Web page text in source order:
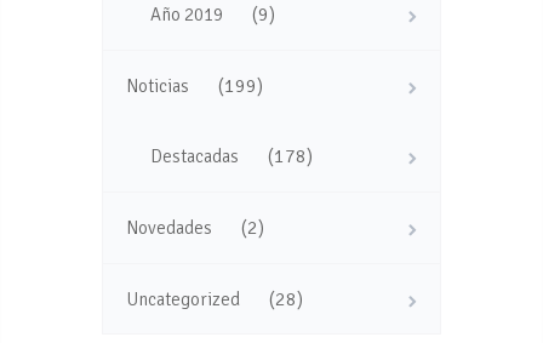
Año 2019 (9)
Noticias (199)
Destacadas (178)
Novedades (2)
Uncategorized (28)